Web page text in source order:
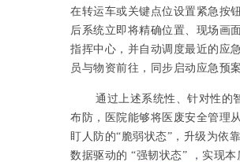
在转运车或关键点位设置紧急按
后系统立即将精确位置、现场画
指挥中心，并自动调度最近的应
员与物资前往，同步启动应急预案
通过上述系统性、针对性的
布防，医院能够将医废安全管理
盯人防的“脆弱状态”，升级为依
数据驱动的 “强韧状态” ，实现本